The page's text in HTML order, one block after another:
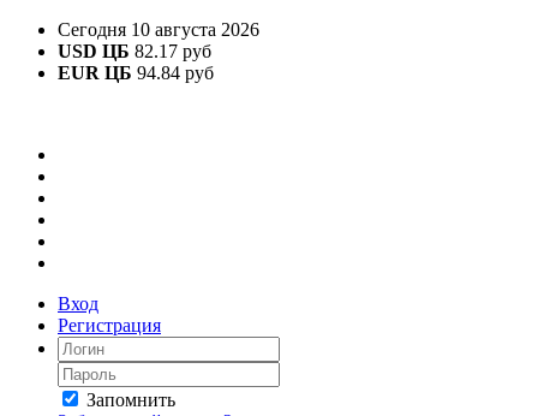
Сегодня 10 августа 2026
USD ЦБ 82.17 руб
EUR ЦБ 94.84 руб
Вход
Регистрация
Запомнить